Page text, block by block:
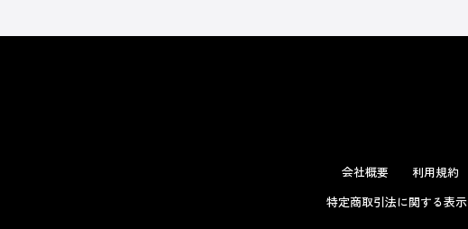
会社概要 利用規約
特定商取引法に関する表示